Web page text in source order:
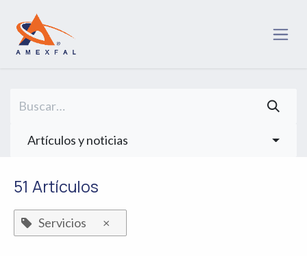
Artículos y noticias
51 Artículos
Servicios ×